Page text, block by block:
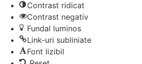
Contrast ridicat
Contrast negativ
Fundal luminos
Link-uri subliniate
Font lizibil